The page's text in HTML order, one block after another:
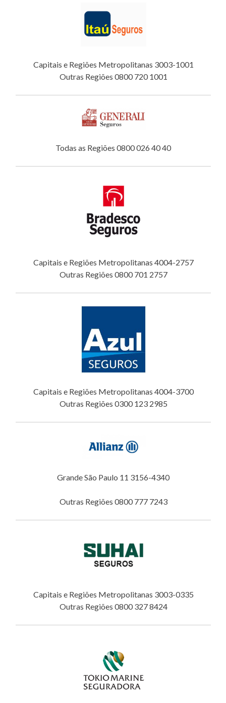
Capitais e Regiões Metropolitanas 3003-1001
Outras Regiões 0800 720 1001
Todas as Regiões 0800 026 40 40
Capitais e Regiões Metropolitanas 4004-2757
Outras Regiões 0800 701 2757
Capitais e Regiões Metropolitanas 4004-3700
Outras Regiões 0300 123 2985
Grande São Paulo 11 3156-4340
Outras Regiões 0800 777 7243
Capitais e Regiões Metropolitanas 3003-0335
Outras Regiões 0800 327 8424